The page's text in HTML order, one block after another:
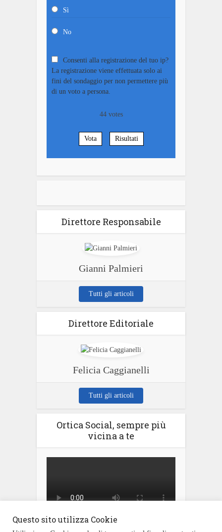
Sì
No
Consenti alla registrazione del tuo ip?
La registrazione viene effettuata solo ai
fini del sondaggio per non permettere più
di un voto a persona.
44votes
Vota Risultati
Direttore Responsabile
Gianni Palmieri
Tutti gli articoli
Direttore Editoriale
Felicia Caggianelli
Tutti gli articoli
Ortica Social, sempre più
vicina a te
Questo sito utilizza Cookie